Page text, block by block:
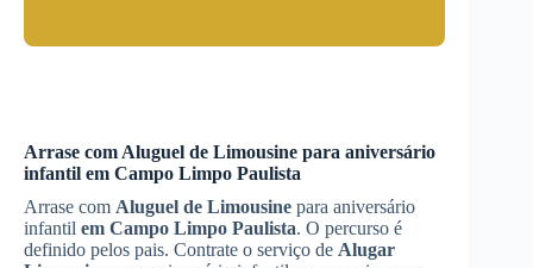
Arrase com Aluguel de Limousine para aniversário
infantil em Campo Limpo Paulista
Arrase com Aluguel de Limousine para aniversário
infantil em Campo Limpo Paulista. O percurso é
definido pelos pais. Contrate o serviço de Alugar